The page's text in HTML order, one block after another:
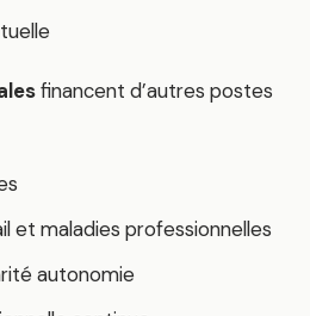
financent d’autres postes
et maladies professionnelles
autonomie